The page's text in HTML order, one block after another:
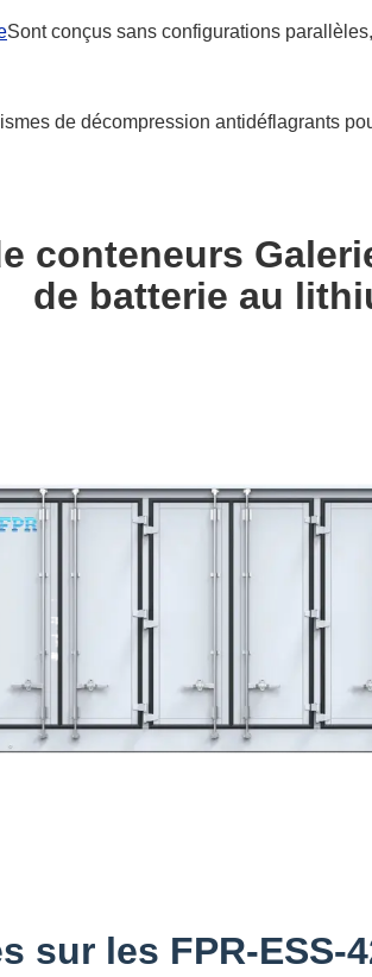
Sont conçus sans configurations
de décompression antidéflagrants
conteneurs
de batterie au
les FPR-ESS-